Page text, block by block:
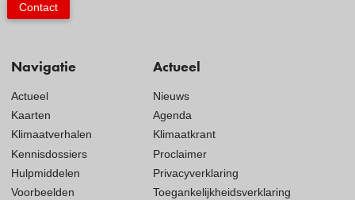
Navigatie
Actueel
Kaarten
Klimaatverhalen
Kennisdossiers
Hulpmiddelen
Voorbeelden
Actueel
Nieuws
Agenda
Klimaatkrant
Proclaimer
Privacyverklaring
Toegankelijkheidsverklaring
Contact